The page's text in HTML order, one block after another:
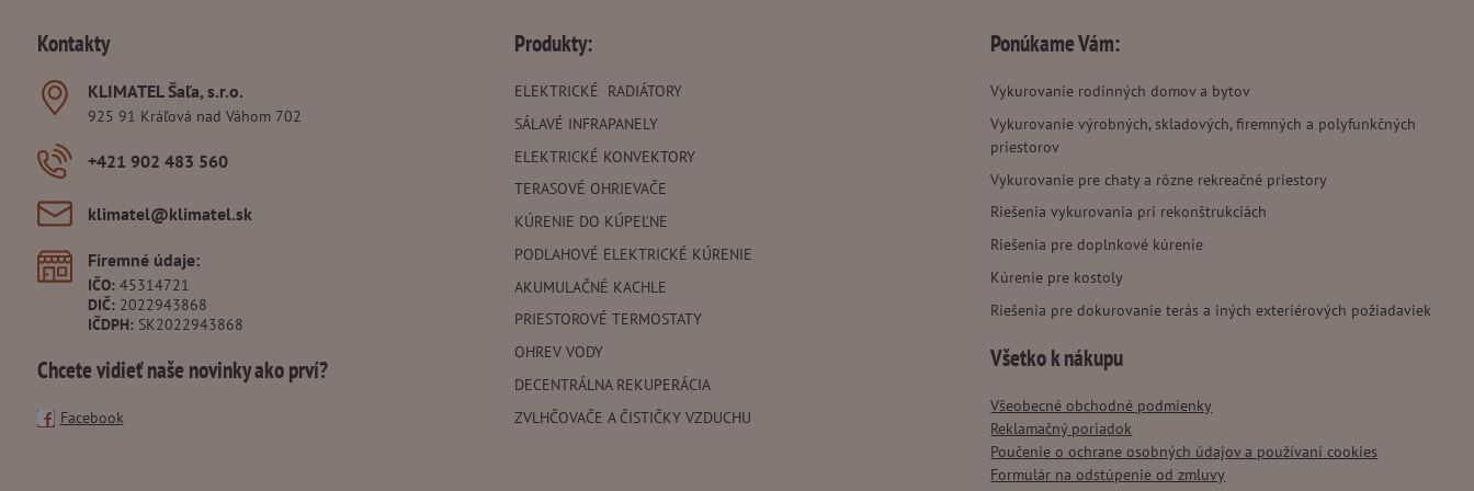
Kontakty
KLIMATEL Šaľa, s​.r​.o​.
925 91 Kráľová nad Váhom 702
+421 902 483 560
klimatel​@klimatel​.sk
Firemné údaje:
IČO:45314721
DIČ:2022943868
IČDPH:SK2022943868
Chcete vidieť naše novinky ako prví?
Facebook
Produkty:
ELEKTRICKÉ RADIÁTORY
SÁLAVÉ INFRAPANELY
ELEKTRICKÉ KONVEKTORY
TERASOVÉ OHRIEVAČE
KÚRENIE DO KÚPEĽNE
PODLAHOVÉ ELEKTRICKÉ KÚRENIE
AKUMULAČNÉ KACHLE
PRIESTOROVÉ TERMOSTATY
OHREV VODY
DECENTRÁLNA REKUPERÁCIA
ZVLHČOVAČE A ČISTIČKY VZDUCHU
Ponúkame Vám:
Vykurovanie rodinných domov a bytov
Vykurovanie výrobných, skladových, firemných a polyfunkčných
priestorov
Vykurovanie pre chaty a rôzne rekreačné priestory
Riešenia vykurovania pri rekonštrukciách
Riešenia pre doplnkové kúrenie
Kúrenie pre kostoly
Riešenia pre dokurovanie terás a iných exteriérových požiadaviek
Všetko k nákupu
Všeobecné obchodné podmienky
Reklamačný poriadok
Poučenie o ochrane osobných údajov a používaní cookies
Formulár na odstúpenie od zmluvy